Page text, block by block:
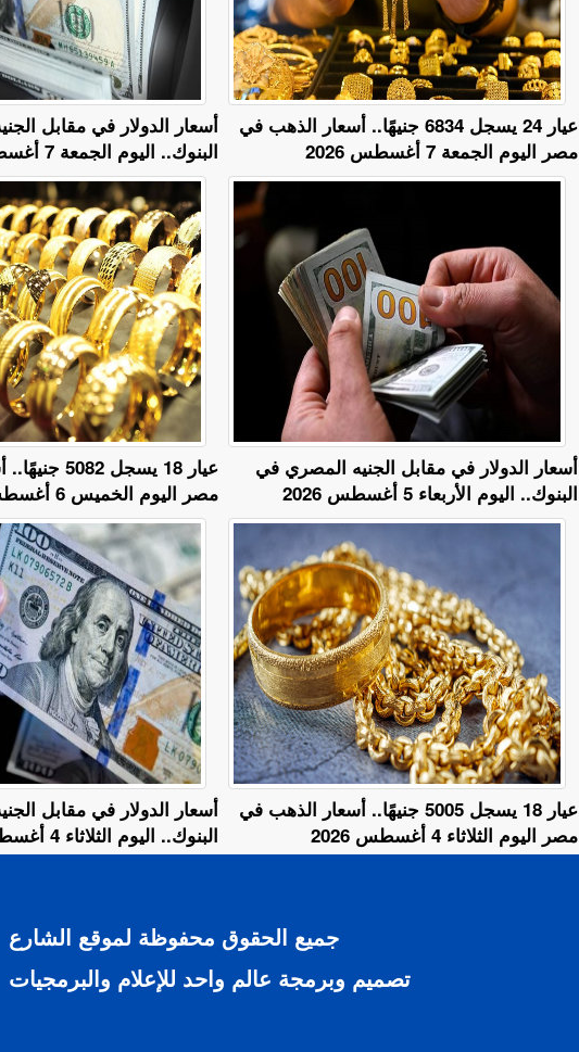
أسعار الدولار في مقابل
البنوك.. اليوم الجمعة 7 أغسطس 2026
عيار 24 يسجل 6834 جنيهًا.. أسعار الذهب في
مصر اليوم الجمعة 7 أغسطس 2026
عيار 18
مصر اليوم الخميس 6 أغسطس 2026
أسعار الدولار في مقابل الجنيه المصري في
البنوك.. اليوم الأربعاء 5 أغسطس 2026
أسعار الدولار في مقابل
البنوك.. اليوم الثلاثاء 4 أغسطس 2026
عيار 18 يسجل 5005 جنيهًا.. أسعار الذهب في
مصر اليوم الثلاثاء 4 أغسطس 2026
جميع الحقوق محفوظة لموقع الشارع
تصميم وبرمجة عالم واحد للإعلام والبرمجيات